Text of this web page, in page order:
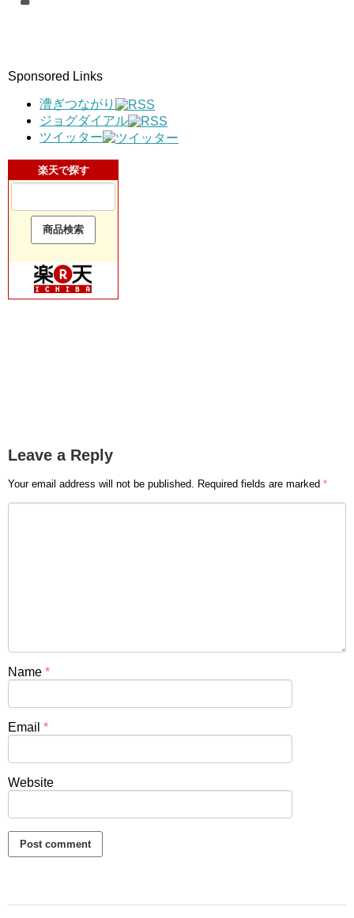
Sponsored Links
漕ぎつながり
ジョグダイアル
ツイッター
楽天で探す
Leave a Reply
Your email address will not be published. Required fields are marked *
Name *
Email *
Website